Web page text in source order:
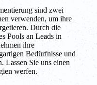
sind zwei
verwenden, um ihre
Durch die
Pools an Leads in
ihre
Bedürfnisse und
Lassen Sie uns einen
werfen.